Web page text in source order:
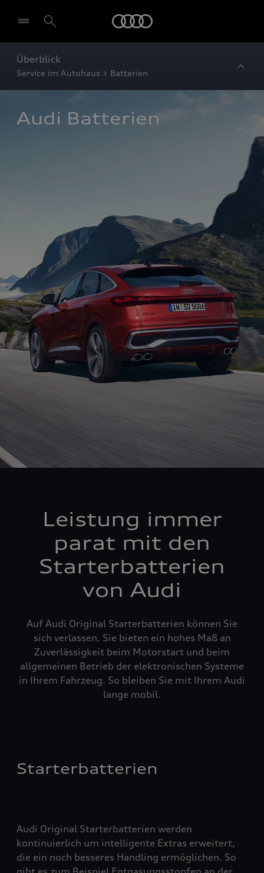
Überblick
Service im Autohaus > Batterien
Audi Batterien
Leistung immer
parat mit den
Starterbatterien
von Audi
Auf Audi Original Starterbatterien können Sie
sich verlassen. Sie bieten ein hohes Maß an
Zuverlässigkeit beim Motorstart und beim
allgemeinen Betrieb der elektronischen Systeme
in Ihrem Fahrzeug. So bleiben Sie mit Ihrem Audi
lange mobil.
Starterbatterien
Audi Original Starterbatterien werden
kontinuierlich um intelligente Extras erweitert,
die ein noch besseres Handling ermöglichen. So